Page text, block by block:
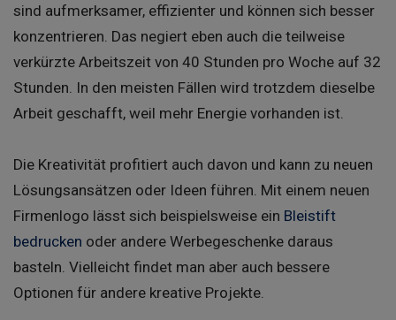
sind aufmerksamer, effizienter und können sich besser
konzentrieren. Das negiert eben auch die teilweise
verkürzte Arbeitszeit von 40 Stunden pro Woche auf 32
Stunden. In den meisten Fällen wird trotzdem dieselbe
Arbeit geschafft, weil mehr Energie vorhanden ist.
Die Kreativität profitiert auch davon und kann zu neuen
Lösungsansätzen oder Ideen führen. Mit einem neuen
Firmenlogo lässt sich beispielsweise ein Bleistift
bedrucken oder andere Werbegeschenke daraus
basteln. Vielleicht findet man aber auch bessere
Optionen für andere kreative Projekte.